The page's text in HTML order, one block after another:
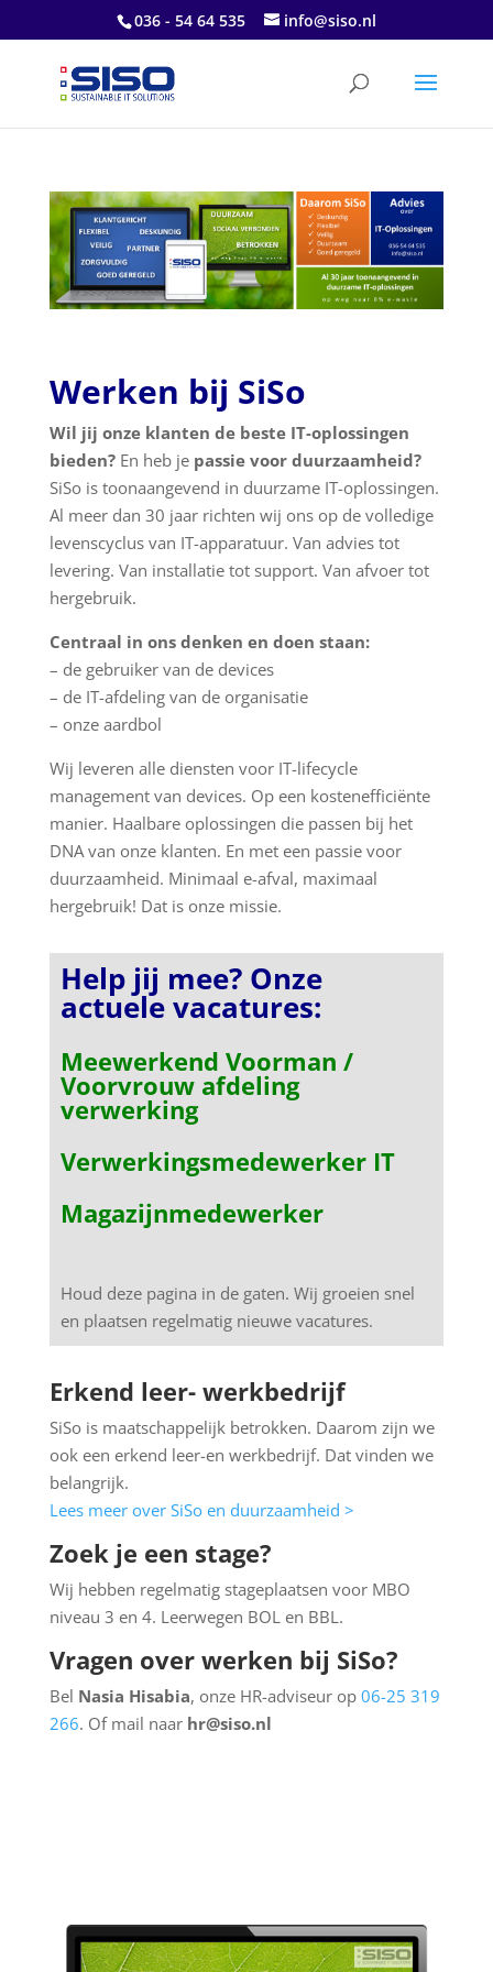
036 - 54 64 535 info@siso.nl
Werken bij SiSo
Wil jij onze klanten de beste IT-oplossingen
bieden?En heb je passie voor duurzaamheid?
SiSo is toonaangevend in duurzame IT-oplossingen.
Al meer dan 30 jaar richten wij ons op de volledige
levenscyclus van IT-apparatuur. Van advies tot
levering. Van installatie tot support. Van afvoer tot
hergebruik.
Centraal in ons denken en doen staan:
– de gebruiker van de devices
– de IT-afdeling van de organisatie
– onze aardbol
Wij leveren alle diensten voor IT-lifecycle
management van devices. Op een kostenefficiënte
manier. Haalbare oplossingen die passen bij het
DNA van onze klanten. En met een passie voor
duurzaamheid. Minimaal e-afval, maximaal
hergebruik! Dat is onze missie.
Help jij mee? Onze
actuele vacatures:
Meewerkend Voorman /
Voorvrouw afdeling
verwerking
Verwerkingsmedewerker IT
Magazijnmedewerker
Houd deze pagina in de gaten. Wij groeien snel
en plaatsen regelmatig nieuwe vacatures.
Erkend leer- werkbedrijf
SiSo is maatschappelijk betrokken. Daarom zijn we
ook een erkend leer-en werkbedrijf. Dat vinden we
belangrijk.
Lees meer over SiSo en duurzaamheid >
Zoek je een stage?
Wij hebben regelmatig stageplaatsen voor MBO
niveau 3 en 4. Leerwegen BOL en BBL.
Vragen over werken bij SiSo?
Bel Nasia Hisabia, onze HR-adviseur op 06-25 319
266. Of mail naar hr@siso.nl